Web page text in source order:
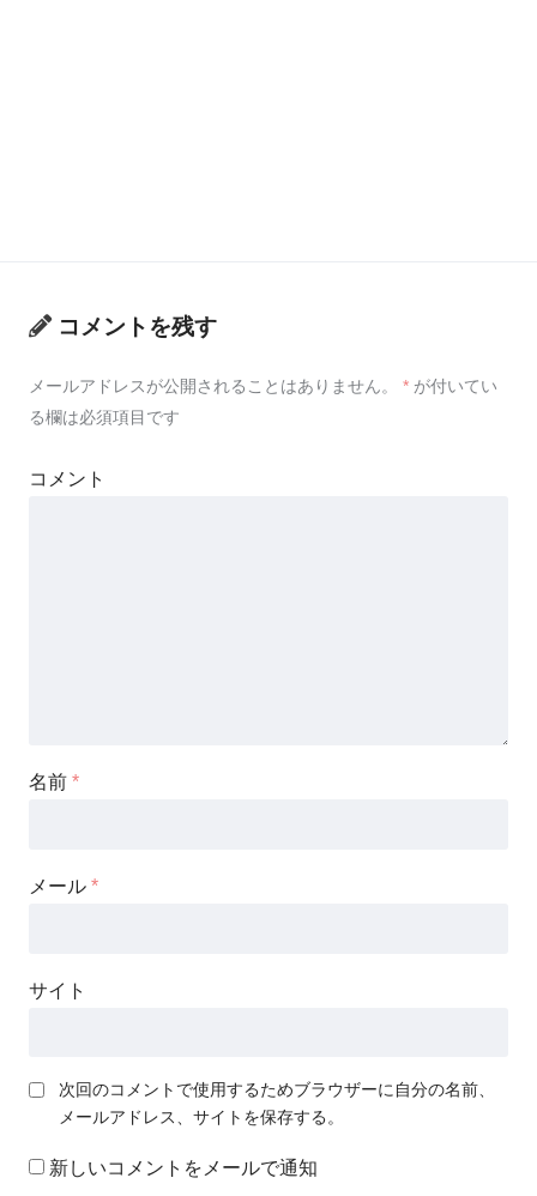
コメントを残す
メールアドレスが公開されることはありません。 * が付いてい
る欄は必須項目です
コメント
名前 *
メール *
サイト
次回のコメントで使用するためブラウザーに自分の名前、
メールアドレス、サイトを保存する。
新しいコメントをメールで通知